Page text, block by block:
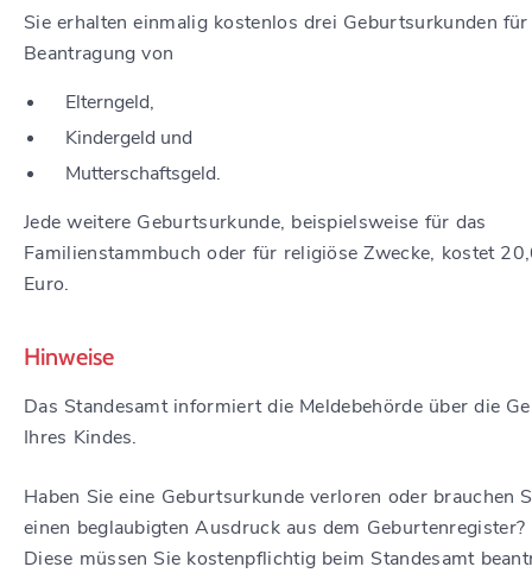
Sie erhalten einmalig kostenlos drei Geburtsurkunden
Beantragung von
Elterngeld,
Kindergeld und
Mutterschaftsgeld.
Jede weitere Geburtsurkunde, beispielsweise für das
Familienstammbuch oder für religiöse Zwecke, kostet
Euro.
Hinweise
Das Standesamt informiert die Meldebehörde über die
Ihres Kindes.
Haben Sie eine Geburtsurkunde verloren oder brauchen
einen beglaubigten Ausdruck aus dem Geburtenregister?
Diese müssen Sie kostenpflichtig beim Standesamt